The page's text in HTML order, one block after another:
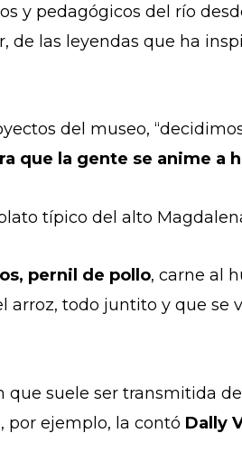
y pedagógicos del río
de las leyendas que ha
del museo,
que la gente se anime a
típico del alto
pernil de pollo, carne al
arroz, todo juntito y que se
suele ser transmitida
por ejemplo, la contó Dally